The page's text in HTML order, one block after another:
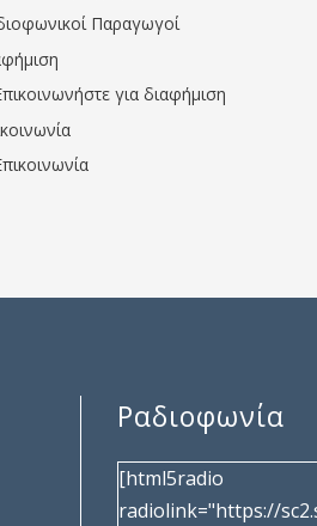
Παραγωγοί
για διαφήμιση
Ραδιοφωνία
[html5radio
radiolink="https://